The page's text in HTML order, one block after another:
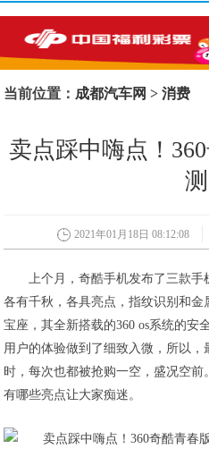
当前位置： 成都汽车网 >消费
卖点踩中嗨点！
2021年01月18日 08:12:08
上个月，奇酷手机发布了三款
各有千秋，各具亮点，指纹识别和
宝座，其全新搭载的360 os系统的安
用户的体验做到了细致入微，所以
时，每次也都被抢购一空，盛况空
有哪些亮点让大家痴迷。